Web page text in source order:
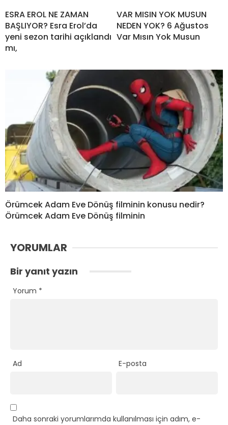
ESRA EROL NE ZAMAN
BAŞLIYOR? Esra Erol’da
yeni sezon tarihi açıklandı
mı,
VAR MISIN YOK MUSUN
NEDEN YOK? 6 Ağustos
Var Mısın Yok Musun
Örümcek Adam Eve Dönüş filminin konusu nedir?
Örümcek Adam Eve Dönüş filminin
YORUMLAR
Bir yanıt yazın
Yorum *
Ad E-posta
Daha sonraki yorumlarımda kullanılması için adım, e-